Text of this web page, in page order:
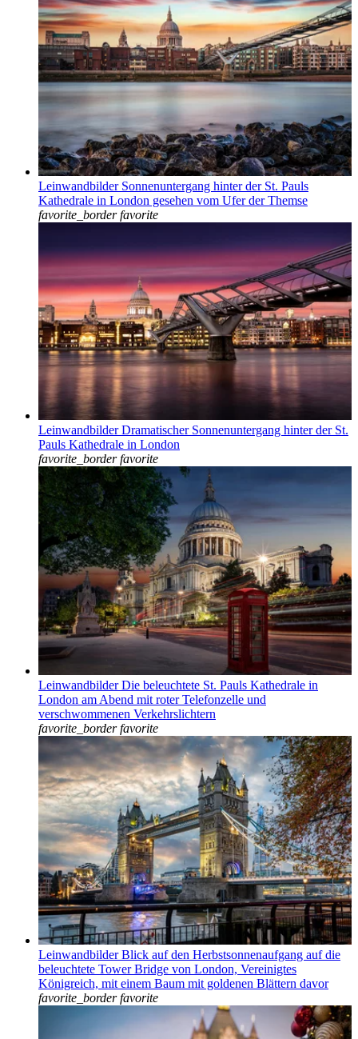
Leinwandbilder Sonnenuntergang hinter der St. Pauls
Kathedrale in London gesehen vom Ufer der Themse
favorite_border favorite
Leinwandbilder Dramatischer Sonnenuntergang hinter der St.
Pauls Kathedrale in London
favorite_border favorite
Leinwandbilder Die beleuchtete St. Pauls Kathedrale in
London am Abend mit roter Telefonzelle und
verschwommenen Verkehrslichtern
favorite_border favorite
Leinwandbilder Blick auf den Herbstsonnenaufgang auf die
beleuchtete Tower Bridge von London, Vereinigtes
Königreich, mit einem Baum mit goldenen Blättern davor
favorite_border favorite